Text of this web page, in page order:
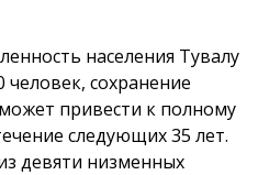
населения Тувалу
человек, сохранение
привести к полному
следующих 35 лет.
девяти низменных